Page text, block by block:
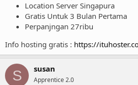
Location Server Singapura
Gratis Untuk 3 Bulan Pertama
Perpanjngan 27ribu
Info hosting gratis : https://
S susan
Apprentice 2.0